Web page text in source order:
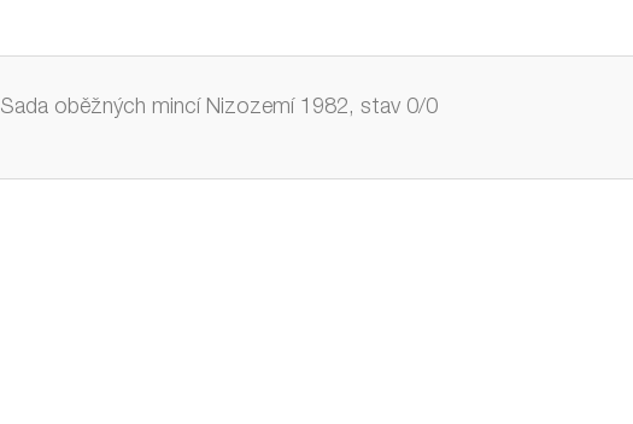
Sada oběžných mincí Nizozemí 1982, stav 0/0